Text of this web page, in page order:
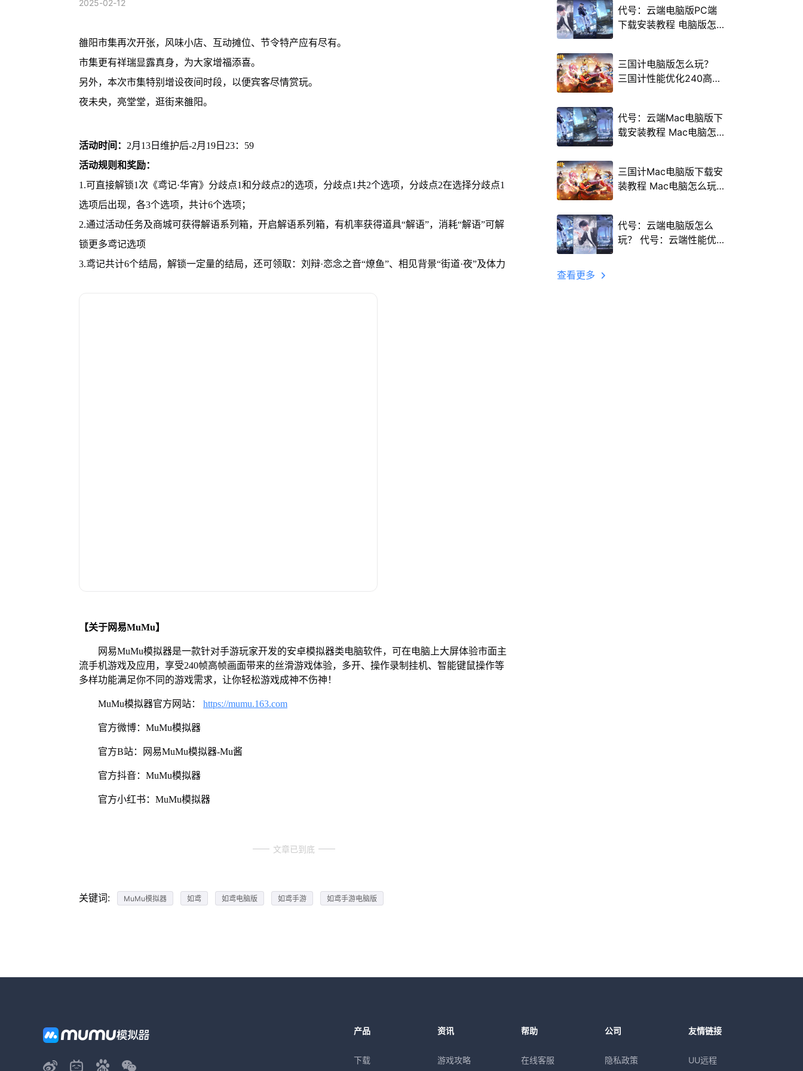
2025-02-12
雒阳市集再次开张，风味小店、互动摊位、节令特产应有尽有。
市集更有祥瑞显露真身，为大家增福添喜。
另外，本次市集特别增设夜间时段，以便宾客尽情赏玩。
夜未央，亮堂堂，逛街来雒阳。
活动时间： 2月13日维护后-2月19日23：59
活动规则和奖励：
1.可直接解锁1次《鸢记·华宵》分歧点1和分歧点2的选项，分歧点1共2个选项，分歧点2在选择分歧点1
选项后出现，各3个选项，共计6个选项；
2.通过活动任务及商城可获得解语系列箱，开启解语系列箱，有机率获得道具“解语”，消耗“解语”可解
锁更多鸢记选项
3.鸢记共计6个结局，解锁一定量的结局，还可领取：刘辩·恋念之音“燎鱼”、相见背景“街道·夜”及体力
【关于网易MuMu】
网易MuMu模拟器是一款针对手游玩家开发的安卓模拟器类电脑软件，可在电脑上大屏体验市面主
流手机游戏及应用，享受240帧高帧画面带来的丝滑游戏体验，多开、操作录制挂机、智能键鼠操作等
多样功能满足你不同的游戏需求，让你轻松游戏成神不伤神！
MuMu模拟器官方网站： https://mumu.163.com
官方微博：MuMu模拟器
官方B站：网易MuMu模拟器-Mu酱
官方抖音：MuMu模拟器
官方小红书：MuMu模拟器
文章已到底
关键词: MuMu模拟器 如鸢 如鸢电脑版 如鸢手游 如鸢手游电脑版
代号：云端电脑版PC端
下载安装教程 电脑版怎
三国计电脑版怎么玩？
三国计性能优化240高帧
代号：云端Mac电脑版下
载安装教程 Mac电脑怎
三国计Mac电脑版下载安
装教程 Mac电脑怎么玩
代号：云端电脑版怎么
玩？ 代号：云端性能优
查看更多
产品
下载
资讯
游戏攻略
帮助
在线客服
公司
隐私政策
友情链接
UU远程